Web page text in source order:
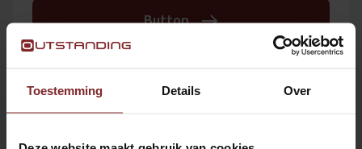
Toestemming Details Over
Button
BODE / FACILITAIR MEDEWERKER |
LELYSTAD | VOOR DE ERVAREN